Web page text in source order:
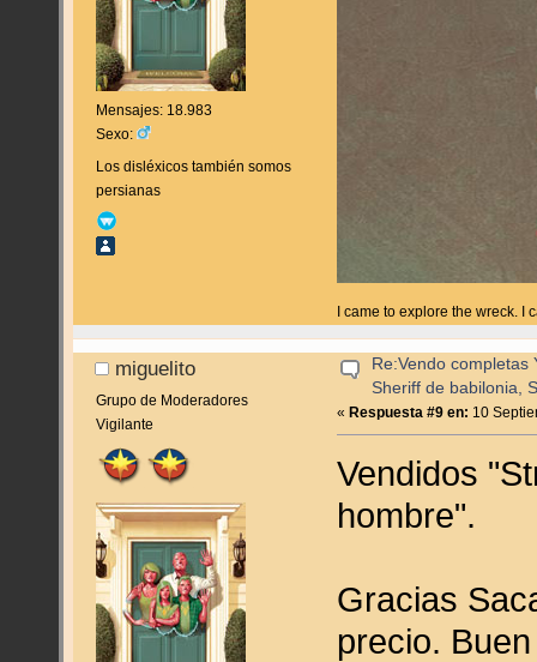
Mensajes: 18.983
Sexo:
Los disléxicos también somos
persianas
I came to explore the wreck. I
miguelito
Grupo de Moderadores
Vigilante
Re:Vendo completas
Sheriff de babilonia,
« Respuesta #9 en: 10
Vendidos
hombre".
Gracias
precio.